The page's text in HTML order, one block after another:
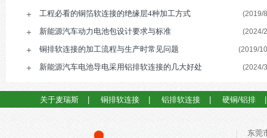
(2019/
工程必看的铜箔软连接的绝缘层4种加工方式
(2024/
新能源汽车动力电池包设计要求与标准
(2019/
铜排软连接的加工流程与生产时常见问题
(2024/
新能源汽车电池导电采用铝排软连接的几大好处
关于麦瑞斯 铜排软连接 铝排软连接 硬铜/铝排
东莞